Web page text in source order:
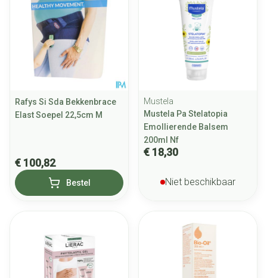
Rafys Si Sda Bekkenbrace
Elast Soepel 22,5cm M
€ 100,82
Bestel
Mustela
Mustela Pa Stelatopia
Emollierende Balsem
200ml Nf
€ 18,30
Niet beschikbaar